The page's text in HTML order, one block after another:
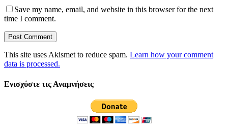
Save my name, email, and website in this browser for the next
time I comment.
This site uses Akismet to reduce spam. Learn how your comment
data is processed.
Ενισχύστε τις Αναμνήσεις